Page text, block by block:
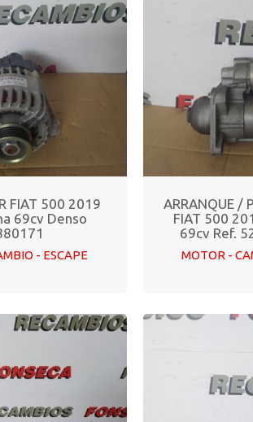
FIAT 500 2019
69cv Denso
- ESCAPE
ARRANQUE /
FIAT 500
69cv Ref.
MOTOR -